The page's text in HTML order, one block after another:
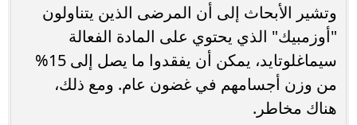
وتشير الأبحاث إلى أن المرضى الذين يتناولون
"أوزمبيك" الذي يحتوي على المادة الفعالة
سيماغلوتايد، يمكن أن يفقدوا ما يصل إلى 15%
من وزن أجسامهم في غضون عام. ومع ذلك،
هناك مخاطر.